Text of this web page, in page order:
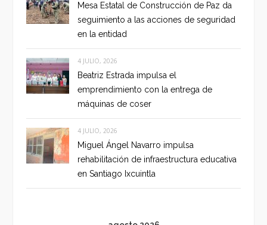
Mesa Estatal de Construcción de Paz da
seguimiento a las acciones de seguridad
en la entidad
4 JULIO, 2026
Beatriz Estrada impulsa el
emprendimiento con la entrega de
máquinas de coser
4 JULIO, 2026
Miguel Ángel Navarro impulsa
rehabilitación de infraestructura educativa
en Santiago Ixcuintla